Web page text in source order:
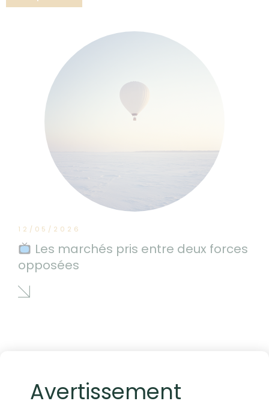
12/05/2026
Les marchés pris entre deux forces
opposées
Avertissement